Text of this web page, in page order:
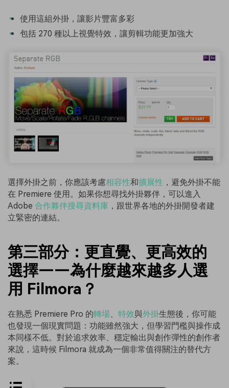
使用這組外掛，讓影片豐富多彩
包括 270 種以上視覺特效，讓剪輯功能更加強大
選擇外掛之前，你應該考慮相容性和擴展性 ，避免外掛不能
在 Premiere 使用。如果你想尋找外掛夥伴，可以進入
Adobe 合作夥伴搜尋資料庫 ，跟世界各地的外掛開發者建
立緊密的連結。
第三部分：更直覺、更高效的
選擇——為什麼越來越多人選
用 Filmora？
在熟悉 Premiere Pro 的轉場、 特效與外掛生態後，你可能
也發現一個現實問題：功能雖然強大，但學習門檻與操作成
本同樣不低。對於追求效率、穩定輸出與創作彈性的創作者
來說，這時候 Filmora 就成為一個非常值得關注的替代方
案。